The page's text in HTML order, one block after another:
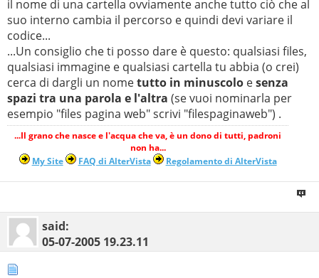
il nome di una cartella ovviamente anche tutto ciò che al
suo interno cambia il percorso e quindi devi variare il
codice...
...Un consiglio che ti posso dare è questo: qualsiasi files,
qualsiasi immagine e qualsiasi cartella tu abbia (o crei)
cerca di dargli un nometutto in minuscolo esenza
spazi tra una parola e l'altra (se vuoi nominarla per
esempio "files pagina web" scrivi "filespaginaweb") .
...Il grano che nasce e l'acqua che va, è un dono di tutti, padroni
non ha...
My Site
FAQ di AlterVista Regolamento di AlterVista
said:
05-07-2005 19.23.11